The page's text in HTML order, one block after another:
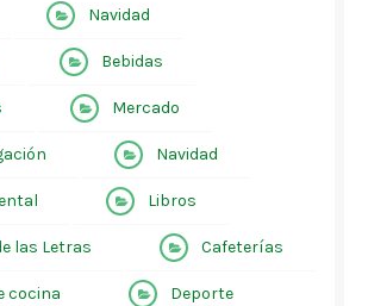
Navidad
Bebidas
Mercado
Navidad
Libros
las Letras Cafeterías
cocina Deporte